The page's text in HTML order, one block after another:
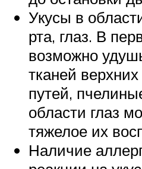
Укусы в
рта, глаз. В
возможно
тканей
путей,
области глаз
тяжелое их
Наличие